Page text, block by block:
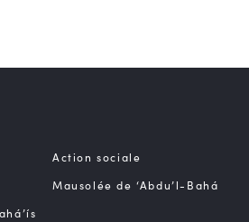
Action sociale
Mausolée de ‘Abdu’l-Bahá